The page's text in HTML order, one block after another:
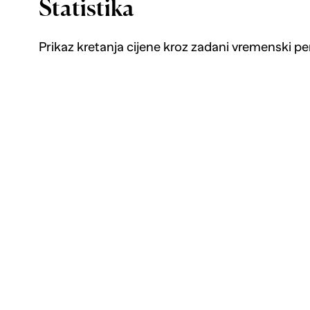
Statistika
Prikaz kretanja cijene kroz zadani vremenski